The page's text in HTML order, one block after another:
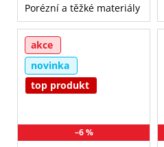
Porézní a těžké materiály
akce
novinka
top produkt
–6 %